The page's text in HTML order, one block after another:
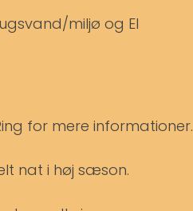
miljø og El
for mere informationer.
nat i høj sæson.